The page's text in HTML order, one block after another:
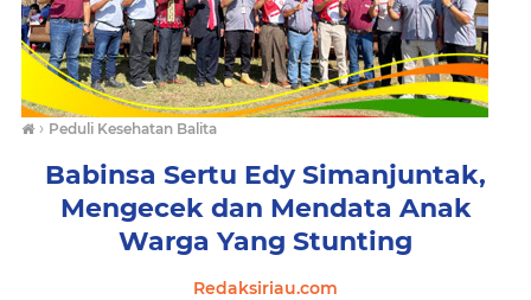
› Peduli Kesehatan Balita
Babinsa Sertu Edy Simanjuntak,
Mengecek dan Mendata Anak
Warga Yang Stunting
Redaksiriau.com